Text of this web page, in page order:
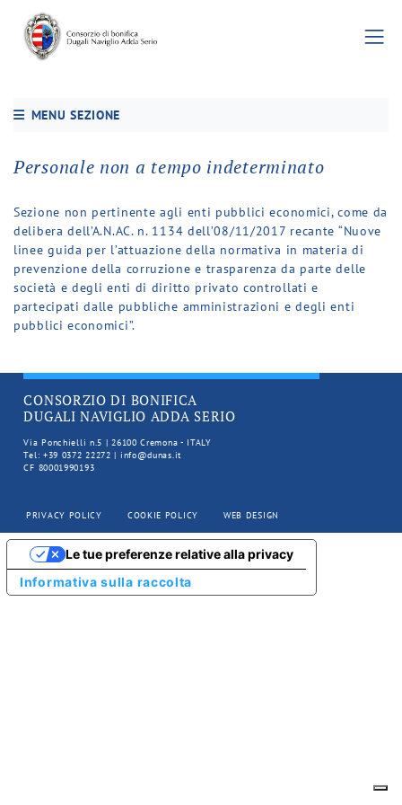
MENU SEZIONE
Personale non a tempo indeterminato
Sezione non pertinente agli enti pubblici economici, come da
delibera dell’A.N.AC. n. 1134 dell’08/11/2017 recante “Nuove
linee guida per l’attuazione della normativa in materia di
prevenzione della corruzione e trasparenza da parte delle
società e degli enti di diritto privato controllati e
partecipati dalle pubbliche amministrazioni e degli enti
pubblici economici”.
CONSORZIO DI BONIFICA
DUGALI NAVIGLIO ADDA SERIO
Via Ponchielli n.5 | 26100 Cremona - ITALY
Tel: +39 0372 22272 | info@dunas.it
CF 80001990193
PRIVACY POLICY COOKIE POLICY WEB DESIGN
Informativa sulla raccolta
Le tue preferenze relative alla privacy